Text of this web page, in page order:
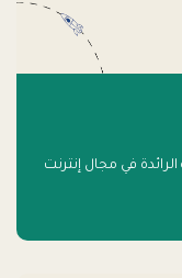
في مجال إنترنت